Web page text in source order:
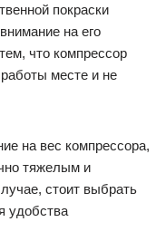
покраски
на его
что компрессор
месте и не
на вес компрессора,
тяжелым и
стоит выбрать
удобства